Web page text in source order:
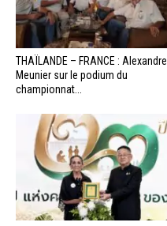
THAÏLANDE – FRANCE : Alexandre
Meunier sur le podium du
championnat...